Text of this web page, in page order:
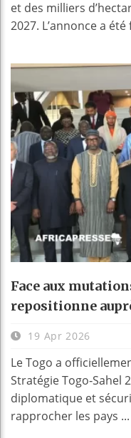
et des milliers
2027. L’annonce a
Face aux
repositionne
19 Apr 2026
Le Togo a
Stratégie Togo‑Sahel
diplomatique et
rapprocher les pays ...